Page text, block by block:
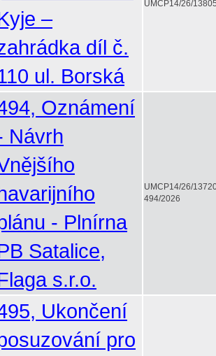
–
díl č.
ul. Borská
UMCP14/26/
Oznámení
Návrh
- Plnírna
Satalice,
s.r.o.
UMCP14/26/
494/2026
Ukončení
pro